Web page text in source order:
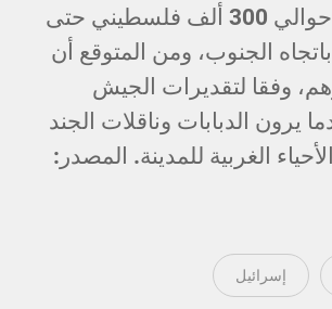
ذلك مع مغادرة حوالي 300 ألف فلسطيني حتى
الجنوب، ومن المتوقع أن
وفقا لتقديرات الجيش
يرون الدبابات وناقلات الجند
الغربية للمدينة. المصدر:
إسرائيل